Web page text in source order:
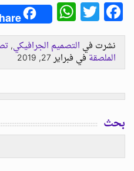
Facebook
Twitter
نشرت في التصميم الجرافيكي,
الملصقة في فبراير 27, 2019
بحث